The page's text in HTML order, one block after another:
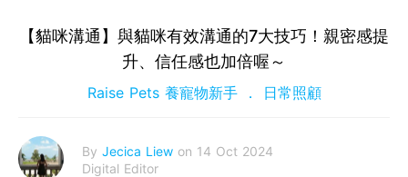
【貓咪溝通】與貓咪有效溝通的7大技巧！親密感提
升、信任感也加倍喔～
Raise Pets 養寵物新手 日常照顧
By Jecica Liew on 14 Oct 2024
Digital Editor